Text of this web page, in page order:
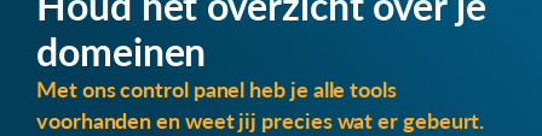
domeinen
Met ons control panel heb je alle tools
voorhanden en weet jij precies wat er gebeurt.